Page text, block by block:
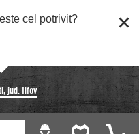
este cel potrivit?
jud. Ilfov